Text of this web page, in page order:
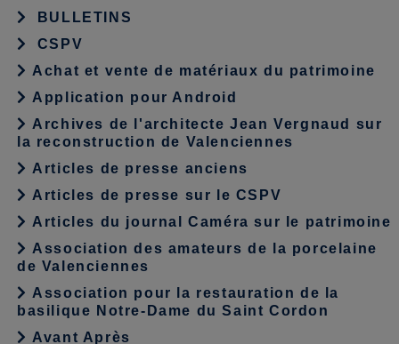
BULLETINS
CSPV
Achat et vente de matériaux du patrimoine
Application pour Android
Archives de l'architecte Jean Vergnaud sur
la reconstruction de Valenciennes
Articles de presse anciens
Articles de presse sur le CSPV
Articles du journal Caméra sur le patrimoine
Association des amateurs de la porcelaine
de Valenciennes
Association pour la restauration de la
basilique Notre-Dame du Saint Cordon
Avant Après